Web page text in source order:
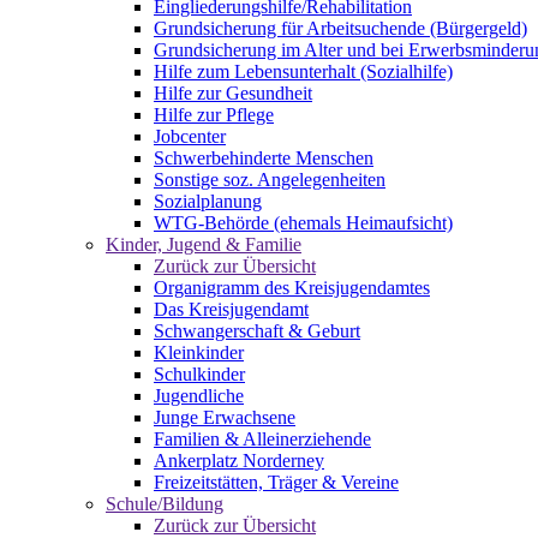
Eingliederungshilfe/Rehabilitation
Grundsicherung für Arbeitsuchende (Bürgergeld)
Grundsicherung im Alter und bei
Hilfe zum Lebensunterhalt (Sozialhilfe)
Hilfe zur Gesundheit
Hilfe zur Pflege
Jobcenter
Schwerbehinderte Menschen
Sonstige soz. Angelegenheiten
Sozialplanung
WTG-Behörde (ehemals Heimaufsicht)
Kinder, Jugend & Familie
Zurück zur Übersicht
Organigramm des Kreisjugendamtes
Das Kreisjugendamt
Schwangerschaft & Geburt
Kleinkinder
Schulkinder
Jugendliche
Junge Erwachsene
Familien & Alleinerziehende
Ankerplatz Norderney
Freizeitstätten, Träger & Vereine
Schule/Bildung
Zurück zur Übersicht